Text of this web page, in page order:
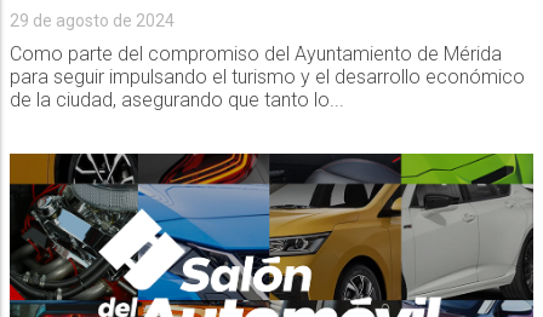
29 de agosto de 2024
Como parte del compromiso del Ayuntamiento de Mérida
para seguir impulsando el turismo y el desarrollo económico
de la ciudad, asegurando que tanto lo...